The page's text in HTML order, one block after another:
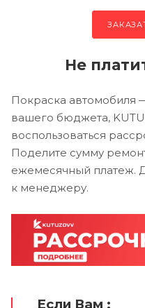
Не
Покраска автомобиля
вашего бюджета,
воспользоваться
Поделите сумму
ежемесячный платеж.
к менеджеру.
Если Вам :